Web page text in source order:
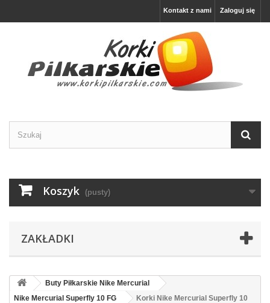
Zaloguj się
Kontakt z nami
Koszyk (pusty)
ZAKŁADKI
Buty Piłkarskie Nike Mercurial
Nike Mercurial Superfly 10 FG
Korki Nike Mercurial Superfly 10